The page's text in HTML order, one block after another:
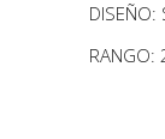
DISEÑO: